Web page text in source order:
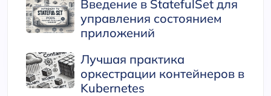
Введение в StatefulSet для
управления состоянием
приложений
Лучшая практика
оркестрации контейнеров в
Kubernetes